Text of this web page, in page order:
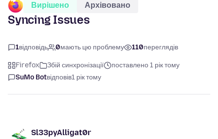
Вирішено Архівовано
Syncing Issues
1відповідь 0мають цю проблему 110переглядів
Firefox Збій синхронізації
поставлено 1 рік тому
SuMo Botвідповів1 рік тому
Sl33pyAlligat0r